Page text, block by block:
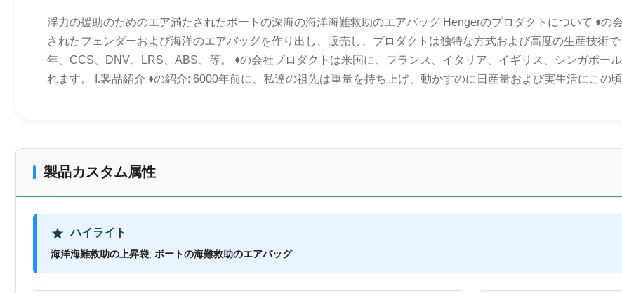
浮力の援助のためのエア満たされたボートの深海の海洋海難救助のエアバッグ Hengerのプロダクトについて ♦の
されたフェンダーおよび海洋のエアバッグを作り出し、販売し、プロダクトは独特な方式および高度の生産技術
年、CCS、DNV、LRS、ABS、等。 ♦の会社プロダクトは米国に、フランス、イタリア、イギリス、シンガポー
れます。 I.製品紹介 ♦の紹介: 6000年前に、私達の祖先は重量を持ち上げ、動かすのに日産量および実生活にこの
製品カスタム属性
ハイライト
海洋海難救助の上昇袋 ボートの海難救助のエアバッグ